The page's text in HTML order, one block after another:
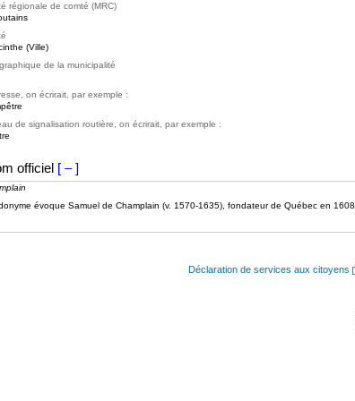
régionale de comté (MRC)
(Ville)
de la municipalité
on écrirait, par exemple :
de signalisation routière, on écrirait, par exemple :
officiel [ – ]
évoque Samuel de Champlain (v. 1570-1635), fondateur de Québec en 1608.
Déclaration de services aux citoyens